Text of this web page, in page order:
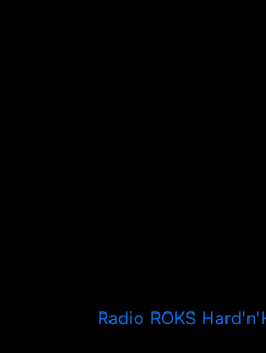
Radio ROKS